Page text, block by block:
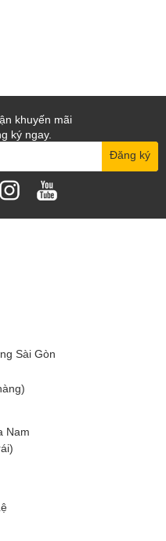
khuyến mãi
ký ngay.
Đăng ký
Sài Gòn
Nam